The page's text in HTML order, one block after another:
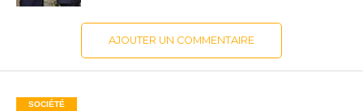
AJOUTER UN COMMENTAIRE
SOCIÉTÉ